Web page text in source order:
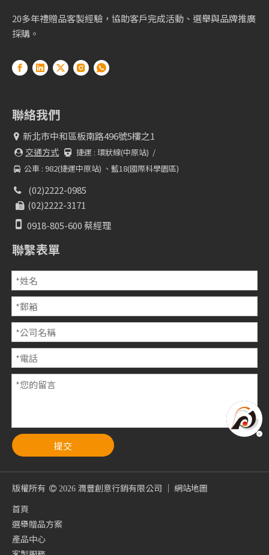
20多年禮贈品客製經驗，協助客戶完成活動、選舉與品牌推廣
採購。
聯絡我們
 新北市中和區板南路496號5樓之1
 交通方式  捷運 : 環狀線(中原站) /
 公車 : 982(捷運中原站) 、藍18(國際科學園區)
 (02)2222-0985
(02)2222-3171
 0918-805-600 蔡經理
聯繫表單
提交
版權所有  2026 潤豐創意行銷有限公司 ｜ 網站地圖
首頁
選舉贈品方案
產品中心